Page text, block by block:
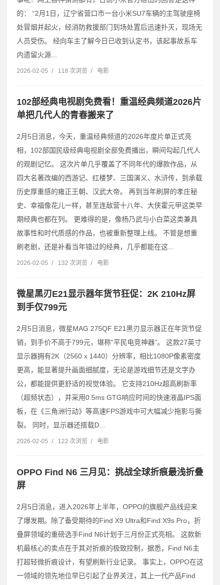
的： “2月1日，辽宁省营口市一台小米SU7车辆的主驾驶座椅
处冒烟并起火，经消防救援部门到场处置后迅速扑灭，现场无
人员受伤。 经向车主了解今日已收到认定书，该起事故系车
内遗留火源...
2026-02-05 / 118 次浏览 / 电影
102部经典电视剧免费看！重温经典频道2026片
单把几代人的青春搬来了
2月5日消息，今天，重温经典频道的2026年度片单正式亮
相，102部国民级经典电视剧全部免费播出，瞬间勾起几代人
的观剧记忆。 这次片单几乎覆盖了不同年代的爆款作品，从
四大名著改编的西游记、红楼梦、三国演义、水浒传，到承载
历史厚重感的雍正王朝、汉武大帝。 再到当年刷屏的孝庄秘
史、幸福像花儿一样，甚至连敌营十八年、大侠霍元甲这类早
期经典也都在列。 更难得的是，像杨乃武与小白菜这类兼具
故事性和时代质感的作品，也被重新整理上线。 不管是想重
刷老剧，还是补看当年错过的经典，几乎都能在这...
2026-02-05 / 132 次浏览 / 电影
微星黑刃E21显示器年货节狂促：2K 210Hz屏
到手仅799元
2月5日消息，微星MAG 275QF E21黑刃显示器正在年货节促
销，到手价不高于799元，堪称“平民电竞神器”。 这款27英寸
显示器拥有2K（2560 x 1440）分辨率，相比1080P像素密度
更高，能显著提升画面细腻度，无论是游戏细节还是文字办
公，都能提供更舒适的视觉体验。 它支持210Hz超高刷新率
（超频状态），并采用0.5ms GTG响应时间的快速液晶IPS面
板，在《三角洲行动》等高速FPS游戏中可大幅减少拖影与撕
裂。 同时，显示器还搭载D...
2026-02-05 / 122 次浏览 / 电影
OPPO Find N6 三月见：挑战全球折痕最浅折叠
屏
2月5日消息，进入2026年上半年，OPPO的旗舰产品线迎来
了爆发期。除了备受期待的Find X9 Ultra和Find X9s Pro，折
叠屏领域的重磅选手Find N6计划于三月份正式亮相。 这款新
机最核心的卖点在于其对折痕的极致控制，据悉，Find N6主
打超轻微折痕设计，有望刷新行业记录。 事实上，OPPO在这
一领域的领先地位早已引起了业界关注，其上一代产品Find